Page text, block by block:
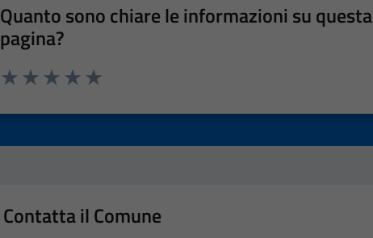
Quanto sono chiare le informazioni su questa
pagina?
Contatta il Comune